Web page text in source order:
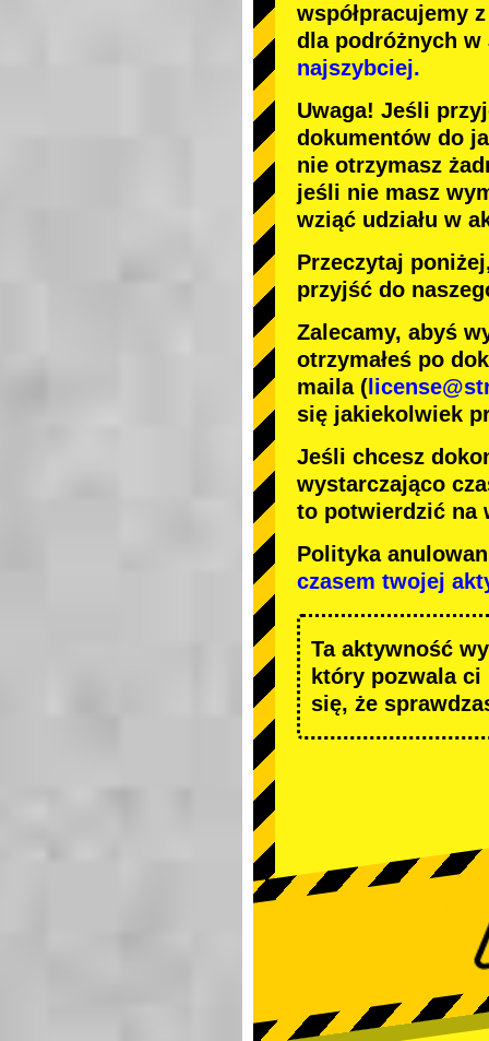
współpracujemy
dla podróżnych
najszybciej.
Uwaga! Jeśli
dokumentów do
nie otrzymasz
jeśli nie masz
wziąć udziału w
Przeczytaj
przyjść do
Zalecamy, abyś
otrzymałeś po
maila (
się jakiekolwiek
Jeśli chcesz
wystarczająco
to potwierdzić na
Polityka
czasem twojej
Ta aktywność
który pozwala
się, że